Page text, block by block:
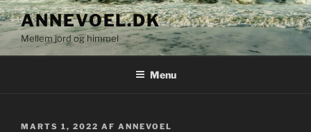
Videre
til
indhold
ANNEVOEL.DK
Mellem jord og himmel
Menu
UDGIVET
MARTS 1, 2022 AF ANNEVOEL